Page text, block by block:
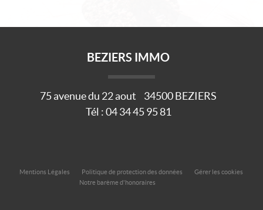
BEZIERS IMMO
75 avenue du 22 aout 34500BEZIERS
Tél :04 34 45 95 81
Mentions Légales Politique de protection des données
Gérer les cookies
Notre barème d'honoraires